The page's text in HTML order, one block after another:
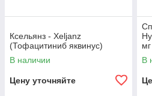
Идеальное
с ведущими
Ксельянз - Xeljanz
(Тофацитиниб яквинус)
В наличии
Цену уточняйте
В